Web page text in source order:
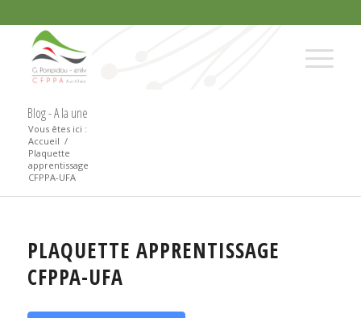
Blog - A la une
Vous êtes ici :
Accueil /
Plaquette
apprentissage
CFPPA-UFA
PLAQUETTE APPRENTISSAGE
CFPPA-UFA